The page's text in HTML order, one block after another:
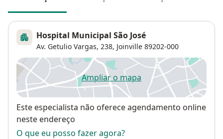
Hospital Municipal São José
Av. Getulio Vargas, 238, Joinville 89202-000
Ampliar o mapaabre num novo separador
Disponibilidade
Este especialista não oferece agendamento online
neste endereço
O que eu posso fazer agora?